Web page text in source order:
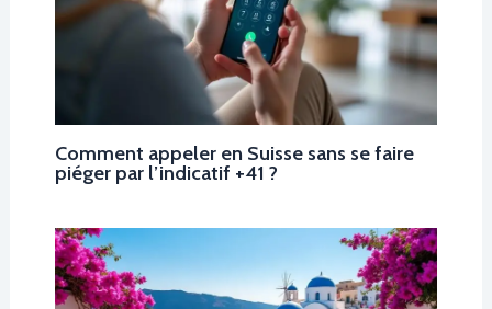
Comment appeler en Suisse sans se faire
piéger par l’indicatif +41 ?